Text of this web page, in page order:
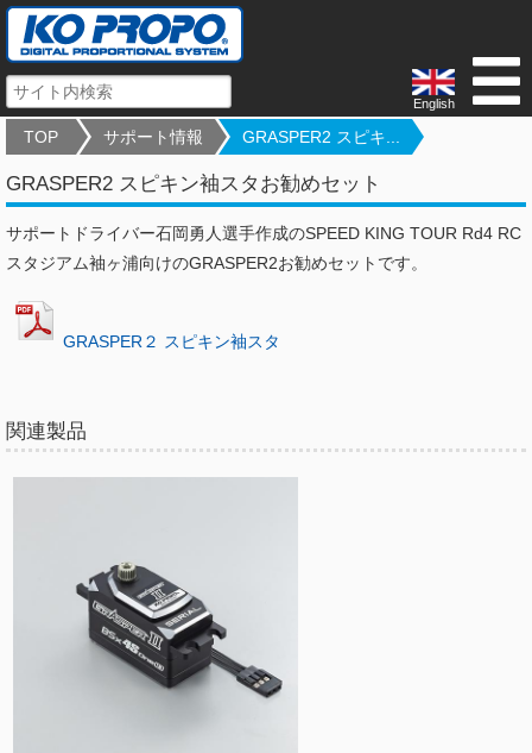
English
TOP サポート情報 GRASPER2 スピキ...
GRASPER2 スピキン袖スタお勧めセット
サポートドライバー石岡勇人選手作成のSPEED KING TOUR Rd4 RC
スタジアム袖ヶ浦向けのGRASPER2お勧めセットです。
GRASPER２ スピキン袖スタ
関連製品